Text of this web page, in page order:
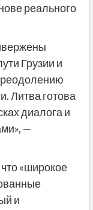
реального
Грузии и
Литва готова
диалога и
—
«широкое
и